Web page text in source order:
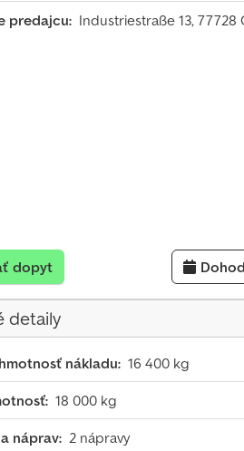
predajcu: Industriestraße 13,
dopyt
detaily
nákladu: 16 400 kg
18 000 kg
náprav: 2 nápravy